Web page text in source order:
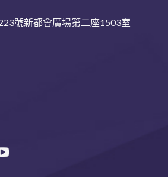
號新都會廣場第二座1503室